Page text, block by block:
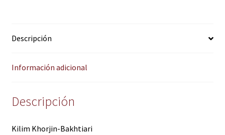
Descripción
Información adicional
Descripción
Kilim Khorjin-Bakhtiari